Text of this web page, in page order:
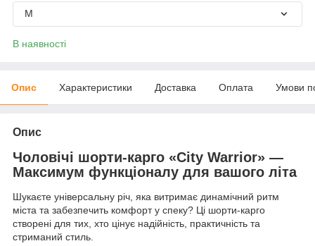
M
В наявності
Опис Характеристики Доставка Оплата Умови
Опис
Чоловічі шорти-карго «City Warrior» —
Максимум функціоналу для вашого літа
Шукаєте універсальну річ, яка витримає динамічний ритм
міста та забезпечить комфорт у спеку? Ці шорти-карго
створені для тих, хто цінує надійність, практичність та
стриманий стиль.